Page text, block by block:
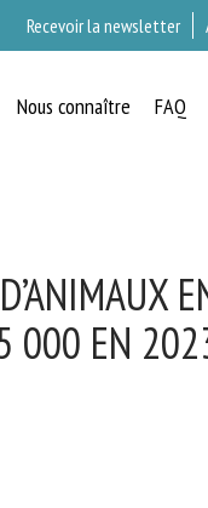
Recevoir la newsletter
Nous connaître FAQ
000 EN 2023